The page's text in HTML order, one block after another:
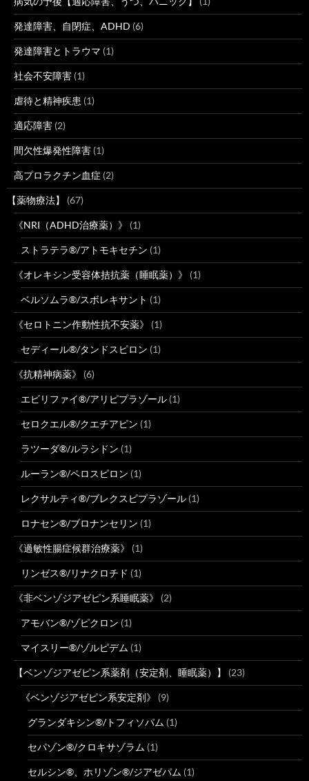
発達障害、自閉症、ADHD (6)
発達障害とトラウマ (1)
社会不安障害 (1)
虐待と精神疾患 (1)
適応障害 (2)
間欠性爆発性障害 (1)
高プロラクチン血症 (2)
【薬物療法】 (67)
《NRI（ADHD治療薬）》 (1)
ストラテラ®/アトモキセチン (1)
《オレキシン受容体拮抗薬（睡眠薬）》 (1)
ベルソムラ®/スボレキサント (1)
《セロトニン作動性抗不安薬》 (1)
セディール®/タンドスピロン (1)
《抗精神病薬》 (6)
エビリファイ®/アリピプラゾール (1)
セロクエル®/クエチアピン (1)
ラツーダ®/ルラシドン (1)
ルーラン®/ペロスピロン (1)
レクサルティ®/ブレクスピプラゾール (1)
ロナセン®/ブロナンセリン (1)
《過敏性腸症候群治療薬》 (1)
リンゼス®/リナクロチド (1)
《非ベンゾジアゼピン系睡眠薬》 (2)
アモバン®/ゾピクロン (1)
マイスリー®/ゾルピデム (1)
【ベンゾジアゼピン系薬剤（安定剤、睡眠薬）】 (23)
《ベンゾジアゼピン系安定剤》 (9)
グランダキシン®/トフィソパム (1)
セパゾン®/クロキサゾラム (1)
セルシン®、ホリゾン®/ジアゼパム (1)